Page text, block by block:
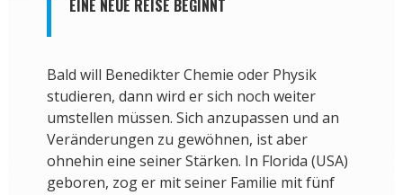
EINE NEUE REISE BEGINNT
Bald will Benedikter Chemie oder Physik
studieren, dann wird er sich noch weiter
umstellen müssen. Sich anzupassen und an
Veränderungen zu gewöhnen, ist aber
ohnehin eine seiner Stärken. In Florida (USA)
geboren, zog er mit seiner Familie mit fünf